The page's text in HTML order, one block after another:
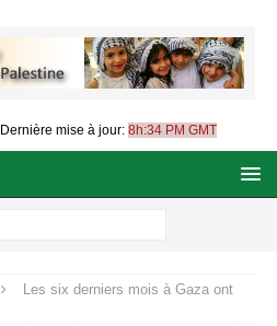
Dernière mise à jour: 8h:34 PM GMT
Les six derniers mois à Gaza ont